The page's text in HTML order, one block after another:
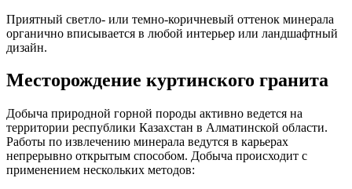
Приятный светло- или темно-коричневый оттенок минерала
органично вписывается в любой интерьер или ландшафтный
дизайн.
Месторождение куртинского гранита
Добыча природной горной породы активно ведется на
территории республики Казахстан в Алматинской области.
Работы по извлечению минерала ведутся в карьерах
непрерывно открытым способом. Добыча происходит с
применением нескольких методов: